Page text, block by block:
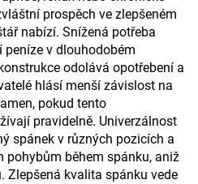
prospěch ve zlepšeném
nabízí. Snížená potřeba
peníze v dlouhodobém
odolává opotřebení a
hlásí menší závislost na
pokud tento
pravidelně. Univerzálnost
spánek v různých pozicích a
pohybům během spánku, aniž
Zlepšená kvalita spánku vede